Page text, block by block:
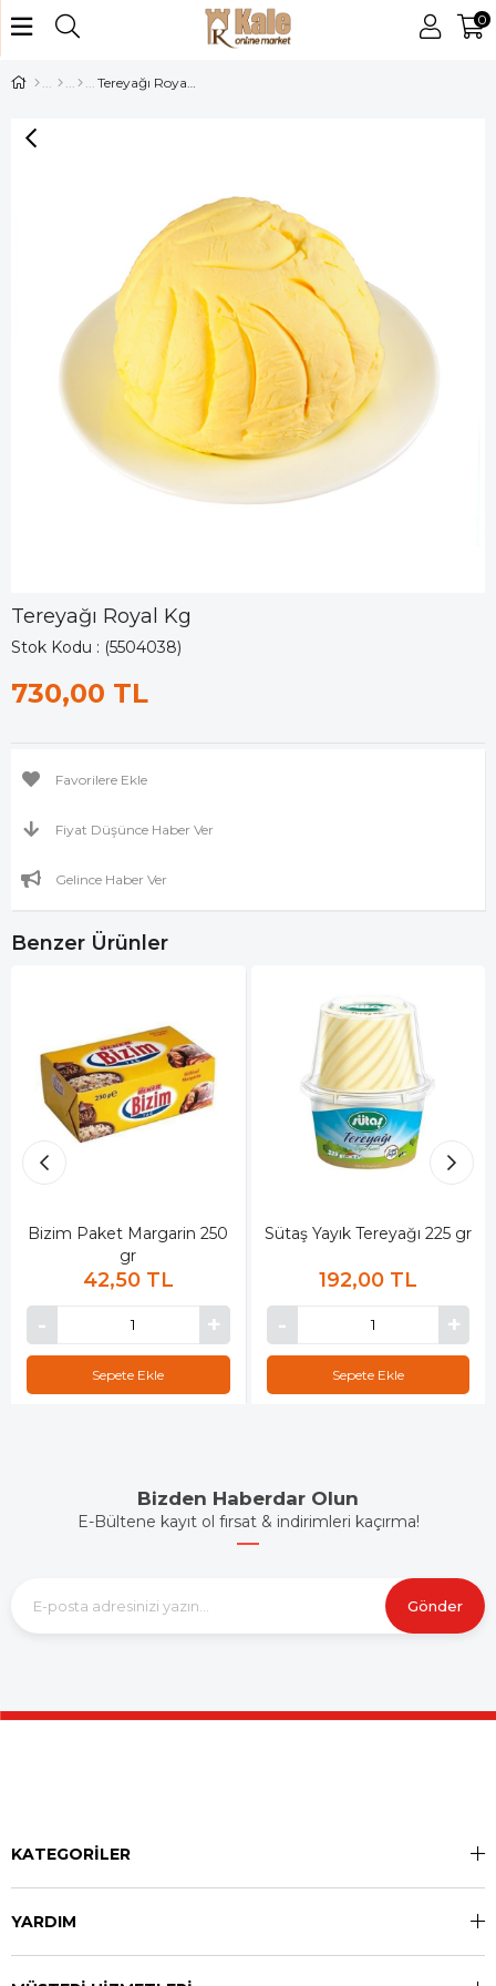
0
Tereyağı Royal Kg
Tereyağı Royal Kg
Stok Kodu (5504038)
730,00 TL
Favorilere Ekle
Fiyat Düşünce Haber Ver
Gelince Haber Ver
Benzer Ürünler
Bizim Paket Margarin 250
gr
42,50 TL
Sepete Ekle
Sütaş Yayık Tereyağı 225 gr
192,00 TL
Sepete Ekle
Bizden Haberdar Olun
E-Bültene kayıt ol fırsat & indirimleri kaçırma!
Gönder
KATEGORİLER
YARDIM